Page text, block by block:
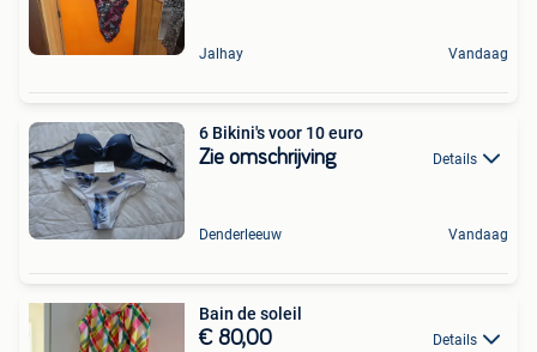
Jalhay Vandaag
6 Bikini's voor 10 euro
Zie omschrijving Details
Denderleeuw Vandaag
Bain de soleil
€ 80,00 Details